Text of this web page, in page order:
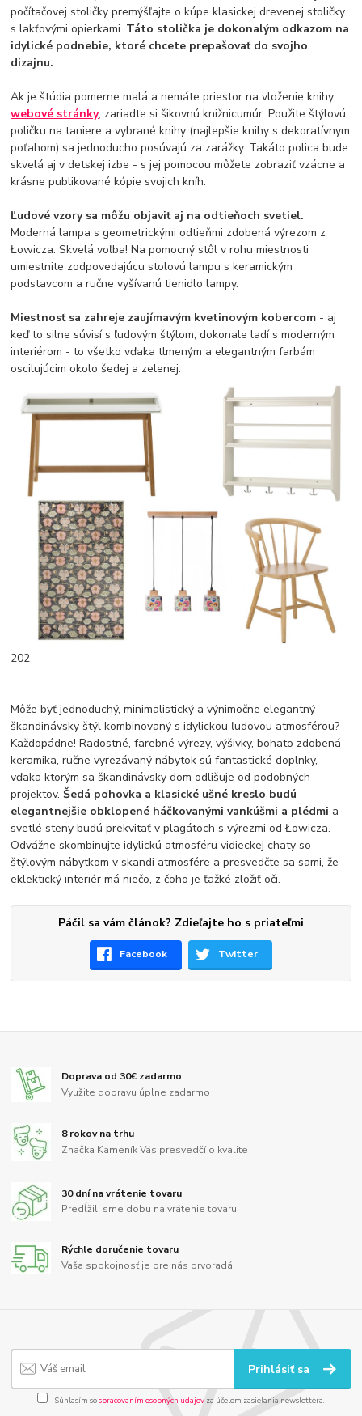
počítačovej stoličky premýšľajte o kúpe klasickej drevenej stoličky
s lakťovými opierkami. Táto stolička je dokonalým odkazom na
idylické podnebie, ktoré chcete prepašovať do svojho
dizajnu.
Ak je štúdia pomerne malá a nemáte priestor na vloženie knihy
webové stránky, zariadte si šikovnú knižnicumúr. Použite štýlovú
poličku na taniere a vybrané knihy (najlepšie knihy s dekoratívnym
poťahom) sa jednoducho posúvajú za zarážky. Takáto polica bude
skvelá aj v detskej izbe - s jej pomocou môžete zobraziť vzácne a
krásne publikované kópie svojich kníh.
Ľudové vzory sa môžu objaviť aj na odtieňoch svetiel.
Moderná lampa s geometrickými odtieňmi zdobená výrezom z
Łowicza. Skvelá voľba! Na pomocný stôl v rohu miestnosti
umiestnite zodpovedajúcu stolovú lampu s keramickým
podstavcom a ručne vyšívanú tienidlo lampy.
Miestnosť sa zahreje zaujímavým kvetinovým kobercom - aj
keď to silne súvisí s ľudovým štýlom, dokonale ladí s moderným
interiérom - to všetko vďaka tlmeným a elegantným farbám
oscilujúcim okolo šedej a zelenej.
202
Môže byť jednoduchý, minimalistický a výnimočne elegantný
škandinávsky štýl kombinovaný s idylickou ľudovou atmosférou?
Každopádne! Radostné, farebné výrezy, výšivky, bohato zdobená
keramika, ručne vyrezávaný nábytok sú fantastické doplnky,
vďaka ktorým sa škandinávsky dom odlišuje od podobných
projektov.Šedá pohovka a klasické ušné kreslo budú
elegantnejšie obklopené háčkovanými vankúšmi a plédmi a
svetlé steny budú prekvitať v plagátoch s výrezmi od Łowicza.
Odvážne skombinujte idylickú atmosféru vidieckej chaty so
štýlovým nábytkom v skandi atmosfére a presvedčte sa sami, že
eklektický interiér má niečo, z čoho je ťažké zložiť oči.
Páčil sa vám článok? Zdieľajte ho s priateľmi
Facebook Twitter
Doprava od 30€ zadarmo
Využite dopravu úplne zadarmo
8 rokov na trhu
Značka Kameník Vás presvedčí o kvalite
30 dní na vrátenie tovaru
Predĺžili sme dobu na vrátenie tovaru
Rýchle doručenie tovaru
Vaša spokojnosť je pre nás prvoradá
Prihlásiť sa
Súhlasím sospracovaním osobných údajov za účelom zasielania newslettera.